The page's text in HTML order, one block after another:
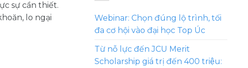
sự cần thiết.
lo ngại
Webinar: Chọn đúng lộ trình, tối
đa cơ hội vào đại học Top Úc
Từ nỗ lực đến JCU Merit
Scholarship giá trị đến 400 triệu: